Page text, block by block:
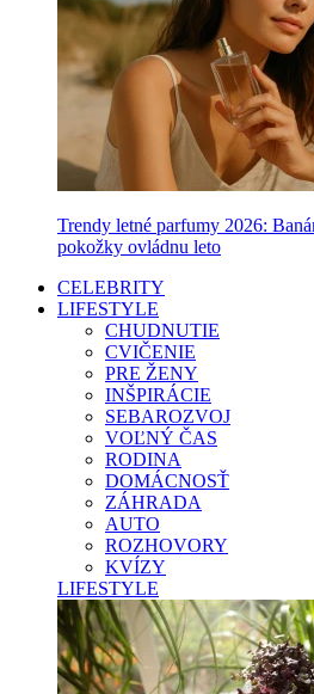
Trendy letné parfumy 2026:
pokožky ovládnu leto
CELEBRITY
LIFESTYLE
CHUDNUTIE
CVIČENIE
PRE ŽENY
INŠPIRÁCIE
SEBAROZVOJ
VOĽNÝ ČAS
RODINA
DOMÁCNOSŤ
ZÁHRADA
AUTO
ROZHOVORY
KVÍZY
LIFESTYLE